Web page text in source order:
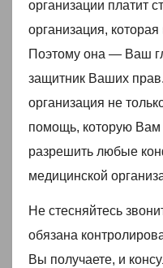
организации платит
организация,
Поэтому она — Ваш
защитник Ваших
организация не
помощь, которую Вам
разрешить любые
медицинской
Не стесняйтесь
обязана
Вы получаете, и